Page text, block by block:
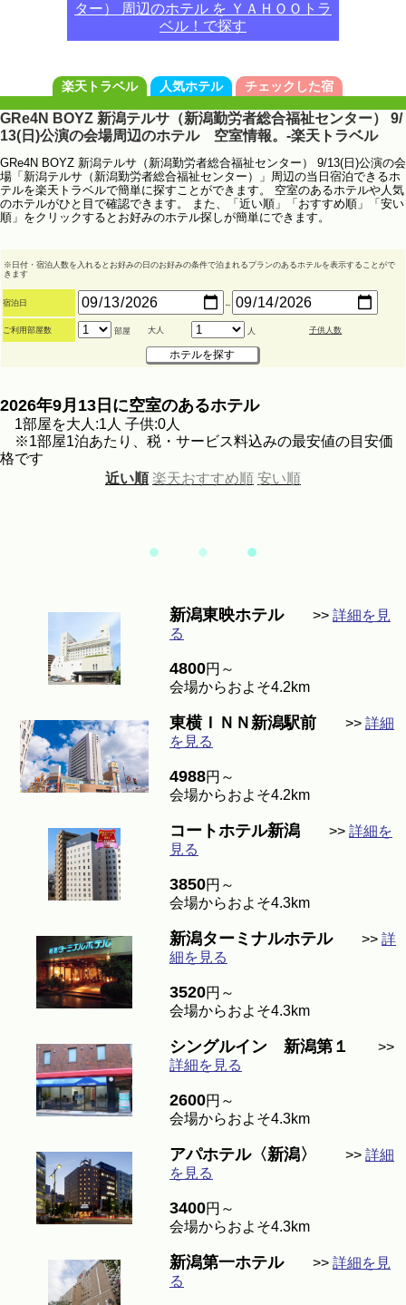
ター） 周辺のホテル を ＹＡＨＯＯトラ
ベル！で探す
楽天トラベル 人気ホテル チェックした宿
GRe4N BOYZ 新潟テルサ（新潟勤労者総合福祉センター） 9/
13(日)公演の会場周辺のホテル 空室情報。-楽天トラベル
GRe4N BOYZ 新潟テルサ（新潟勤労者総合福祉センター） 9/13(日)公演の会
場「新潟テルサ（新潟勤労者総合福祉センター）」周辺の当日宿泊できるホ
テルを楽天トラベルで簡単に探すことができます。 空室のあるホテルや人気
のホテルがひと目で確認できます。 また、「近い順」「おすすめ順」「安い
順」をクリックするとお好みのホテル探しが簡単にできます。
※日付・宿泊人数を入れるとお好みの日のお好みの条件で泊まれるプランのあるホテルを表示することがで
きます
宿泊日 ～
ご利用部屋数 部屋 大人 人 子供人数
2026年9月13日に空室のあるホテル
1部屋を大人:1人 子供:0人
※1部屋1泊あたり、税・サービス料込みの最安値の目安価
格です
近い順 楽天おすすめ順 安い順
新潟東映ホテル>> 詳細を見
る
4800円～
会場からおよそ4.2km
東横ＩＮＮ新潟駅前 >> 詳細
を見る
4988円～
会場からおよそ4.2km
コートホテル新潟 >> 詳細を
見る
3850円～
会場からおよそ4.3km
新潟ターミナルホテル>> 詳
細を見る
3520円～
会場からおよそ4.3km
シングルイン 新潟第１
>>
詳細を見る
2600円～
会場からおよそ4.3km
アパホテル〈新潟〉 >> 詳細
を見る
3400円～
会場からおよそ4.3km
新潟第一ホテル>> 詳細を見
る